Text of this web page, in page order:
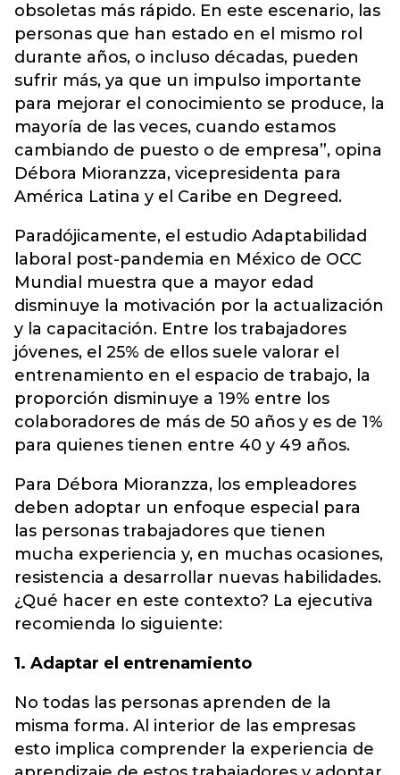
obsoletas más rápido. En este escenario, las
personas que han estado en el mismo rol
durante años, o incluso décadas, pueden
sufrir más, ya que un impulso importante
para mejorar el conocimiento se produce, la
mayoría de las veces, cuando estamos
cambiando de puesto o de empresa”, opina
Débora Mioranzza, vicepresidenta para
América Latina y el Caribe en Degreed.
Paradójicamente, el estudio Adaptabilidad
laboral post-pandemia en México de OCC
Mundial muestra que a mayor edad
disminuye la motivación por la actualización
y la capacitación. Entre los trabajadores
jóvenes, el 25% de ellos suele valorar el
entrenamiento en el espacio de trabajo, la
proporción disminuye a 19% entre los
colaboradores de más de 50 años y es de 1%
para quienes tienen entre 40 y 49 años.
Para Débora Mioranzza, los empleadores
deben adoptar un enfoque especial para
las personas trabajadores que tienen
mucha experiencia y, en muchas ocasiones,
resistencia a desarrollar nuevas habilidades.
¿Qué hacer en este contexto? La ejecutiva
recomienda lo siguiente:
1. Adaptar el entrenamiento
No todas las personas aprenden de la
misma forma. Al interior de las empresas
esto implica comprender la experiencia de